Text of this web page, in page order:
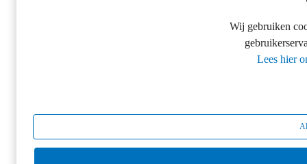
Wij gebruiken
Lees hier